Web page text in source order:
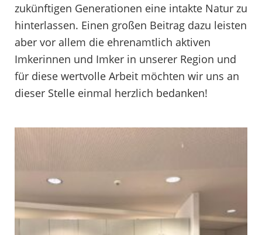
zukünftigen Generationen eine intakte Natur zu
hinterlassen. Einen großen Beitrag dazu leisten
aber vor allem die ehrenamtlich aktiven
Imkerinnen und Imker in unserer Region und
für diese wertvolle Arbeit möchten wir uns an
dieser Stelle einmal herzlich bedanken!